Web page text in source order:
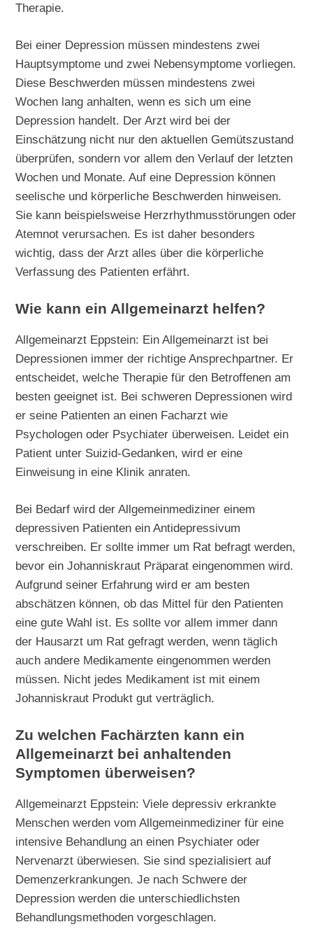
Therapie.
Bei einer Depression müssen mindestens zwei
Hauptsymptome und zwei Nebensymptome vorliegen.
Diese Beschwerden müssen mindestens zwei
Wochen lang anhalten, wenn es sich um eine
Depression handelt. Der Arzt wird bei der
Einschätzung nicht nur den aktuellen Gemütszustand
überprüfen, sondern vor allem den Verlauf der letzten
Wochen und Monate. Auf eine Depression können
seelische und körperliche Beschwerden hinweisen.
Sie kann beispielsweise Herzrhythmusstörungen oder
Atemnot verursachen. Es ist daher besonders
wichtig, dass der Arzt alles über die körperliche
Verfassung des Patienten erfährt.
Wie kann ein Allgemeinarzt helfen?
Allgemeinarzt Eppstein: Ein Allgemeinarzt ist bei
Depressionen immer der richtige Ansprechpartner. Er
entscheidet, welche Therapie für den Betroffenen am
besten geeignet ist. Bei schweren Depressionen wird
er seine Patienten an einen Facharzt wie
Psychologen oder Psychiater überweisen. Leidet ein
Patient unter Suizid-Gedanken, wird er eine
Einweisung in eine Klinik anraten.
Bei Bedarf wird der Allgemeinmediziner einem
depressiven Patienten ein Antidepressivum
verschreiben. Er sollte immer um Rat befragt werden,
bevor ein Johanniskraut Präparat eingenommen wird.
Aufgrund seiner Erfahrung wird er am besten
abschätzen können, ob das Mittel für den Patienten
eine gute Wahl ist. Es sollte vor allem immer dann
der Hausarzt um Rat gefragt werden, wenn täglich
auch andere Medikamente eingenommen werden
müssen. Nicht jedes Medikament ist mit einem
Johanniskraut Produkt gut verträglich.
Zu welchen Fachärzten kann ein
Allgemeinarzt bei anhaltenden
Symptomen überweisen?
Allgemeinarzt Eppstein: Viele depressiv erkrankte
Menschen werden vom Allgemeinmediziner für eine
intensive Behandlung an einen Psychiater oder
Nervenarzt überwiesen. Sie sind spezialisiert auf
Demenzerkrankungen. Je nach Schwere der
Depression werden die unterschiedlichsten
Behandlungsmethoden vorgeschlagen.